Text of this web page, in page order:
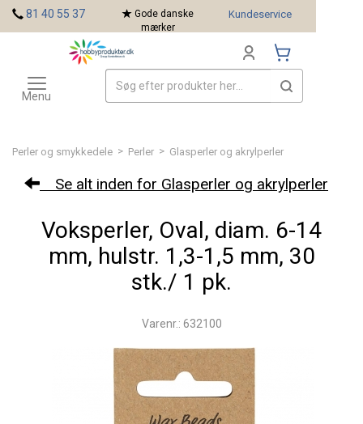
Perler og smykkedele > Perler > Glasperler og akrylperler
Se alt inden for Glasperler og akrylperler
Voksperler, Oval, diam. 6-14
mm, hulstr. 1,3-1,5 mm, 30
stk./ 1 pk.
Varenr.: 632100
81 40 55 37
Gode danske
mærker
Kundeservice
Toggle
navigation
Menu
Mærker